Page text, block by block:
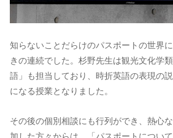
知らないことだらけのパスポートの世界
きの連続でした。杉野先生は観光文化学
語」も担当しており、時折英語の表現の
になる授業となりました。
その後の個別相談にも行列ができ、熱心